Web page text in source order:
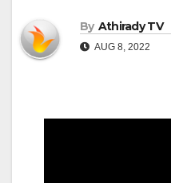
By Athirady TV
AUG 8, 2022